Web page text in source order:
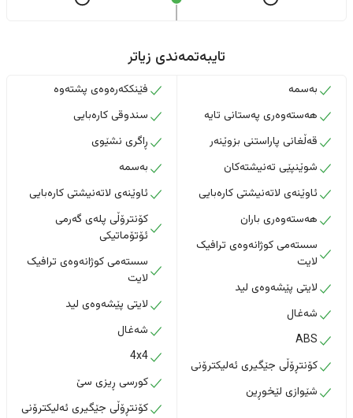
تایبەتمەندی زیاتر
بەسمە
هەستەوەری پەستانی تایە
قەڵغانی پاراستنی بزوێنەر
شوێنپێی تەنیشتەکان
ئاوێنەی لاتەنیشتی کارەبایی
هەستەوەری باران
سستەمی کوژانەوەی ترافیک
لایت
لایتی پێشەوەی لید
شەغال
ABS
کۆنتڕۆڵی جێگیری ئەلیکترۆنی
شێوازی لێخوڕین
فێنککەرەوەی پشتەوە
سندوقی کارەبایی
ڕاگری نشێوی
بەسمە
ئاوێنەی لاتەنیشتی کارەبایی
کۆنترۆڵی پلەی گەرمی
ئۆتۆماتیکی
سستەمی کوژانەوەی ترافیک
لایت
لایتی پێشەوەی لید
شەغال
4x4
کورسی ڕیزی سێ
کۆنتڕۆڵی جێگیری ئەلیکترۆنی